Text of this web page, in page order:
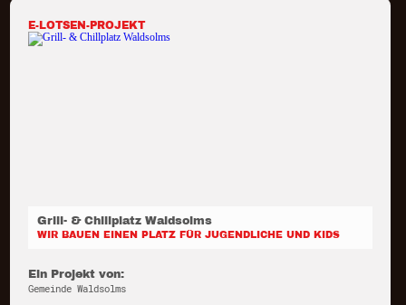
E-LOTSEN-PROJEKT
Grill- & Chillplatz Waldsolms
WIR BAUEN EINEN PLATZ FÜR JUGENDLICHE UND KIDS
Ein Projekt von:
Gemeinde Waldsolms